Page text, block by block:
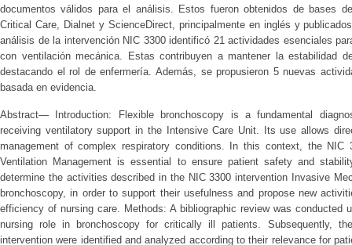
documentos válidos para el análisis. Estos fueron obtenidos de bases
Critical Care, Dialnet y ScienceDirect, principalmente en inglés y
análisis de la intervención NIC 3300 identificó 21 actividades esenciales
con ventilación mecánica. Estas contribuyen a mantener la estabilidad
destacando el rol de enfermería. Además, se propusieron 5 nuevas
basada en evidencia.
Abstract— Introduction: Flexible bronchoscopy is a fundamental
receiving ventilatory support in the Intensive Care Unit. Its use allows
management of complex respiratory conditions. In this context, the NIC
Ventilation Management is essential to ensure patient safety and
determine the activities described in the NIC 3300 intervention Invasive
bronchoscopy, in order to support their usefulness and propose new
efficiency of nursing care. Methods: A bibliographic review was conducted
nursing role in bronchoscopy for critically ill patients. Subsequently,
intervention were identified and analyzed according to their relevance for